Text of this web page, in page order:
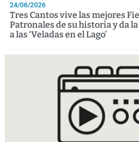
24/06/2026
Tres Cantos vive las mejores
Patronales de su historia y da
a las ‘Veladas en el Lago’